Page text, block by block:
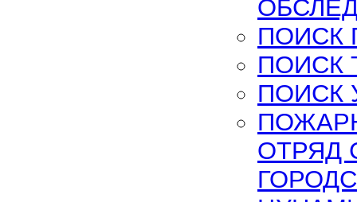
ПОИСК
ПОИСК
ПОИСК
ОТРЯД